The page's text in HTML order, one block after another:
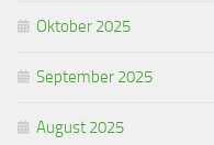
Oktober 2025
September 2025
August 2025